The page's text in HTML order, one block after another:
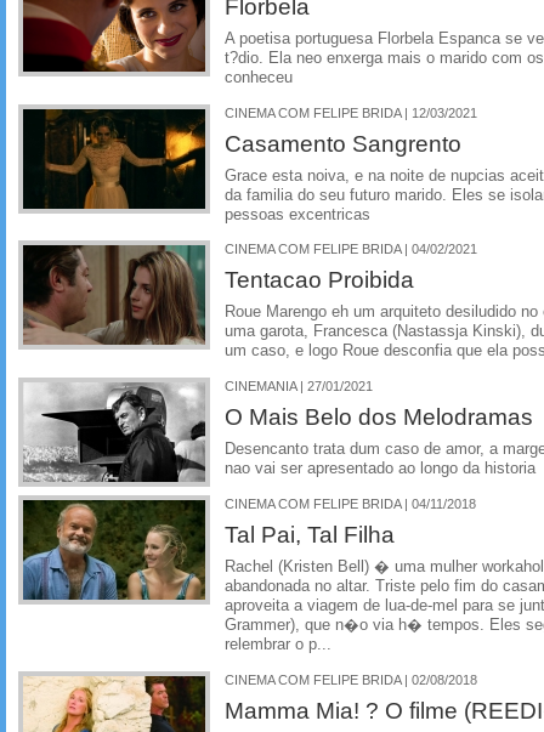
Florbela
A poetisa portuguesa Florbela Espanca se
t?dio. Ela neo enxerga mais o marido com
conheceu
CINEMA COM FELIPE BRIDA | 12/03/2021
Casamento Sangrento
Grace esta noiva, e na noite de nupcias
da familia do seu futuro marido. Eles se
pessoas excentricas
CINEMA COM FELIPE BRIDA | 04/02/2021
Tentacao Proibida
Roue Marengo eh um arquiteto desiludido
uma garota, Francesca (Nastassja Kinski),
um caso, e logo Roue desconfia que ela
CINEMANIA | 27/01/2021
O Mais Belo dos Melodramas
Desencanto trata dum caso de amor, a
nao vai ser apresentado ao longo da historia
CINEMA COM FELIPE BRIDA | 04/11/2018
Tal Pai, Tal Filha
Rachel (Kristen Bell) � uma mulher
abandonada no altar. Triste pelo fim do
aproveita a viagem de lua-de-mel para se
Grammer), que n�o via h� tempos. Eles
relembrar o p...
CINEMA COM FELIPE BRIDA | 02/08/2018
Mamma Mia! ? O filme